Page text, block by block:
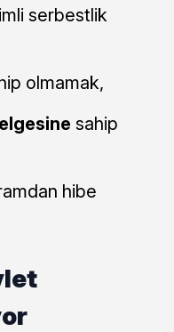
serbestlik
olmamak,
sahip
hibe